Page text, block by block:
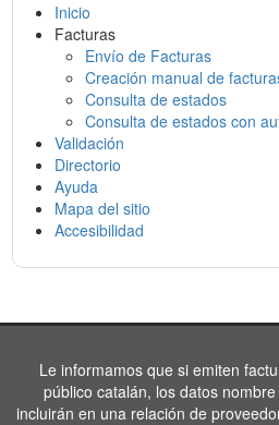
Inicio
Facturas
Envío de Facturas
Creación manual de
Consulta de estados
Consulta de estados con
Validación
Directorio
Ayuda
Mapa del sitio
Accesibilidad
Le informamos que si emiten
público catalán, los datos
incluirán en una relación de